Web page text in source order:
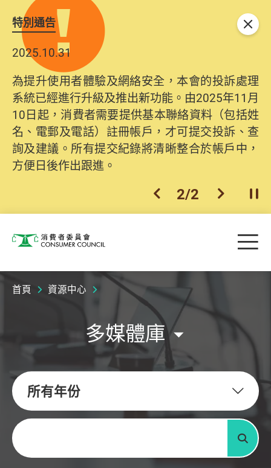
特別通告
2025.10.31
為提升使用者體驗及網絡安全，本會的投訴處理
系統已經進行升級及推出新功能。由2025年11月
10日起，消費者需要提供基本聯絡資料（包括姓
名、電郵及電話）註冊帳戶，才可提交投訴、查
詢及建議。所有提交紀錄將清晰整合於帳戶中，
方便日後作出跟進。
上一個
2/2 下一個開
關閉
消費者委員會 目
首頁 資源中心
多媒體庫
所有年份
關鍵字
搜尋